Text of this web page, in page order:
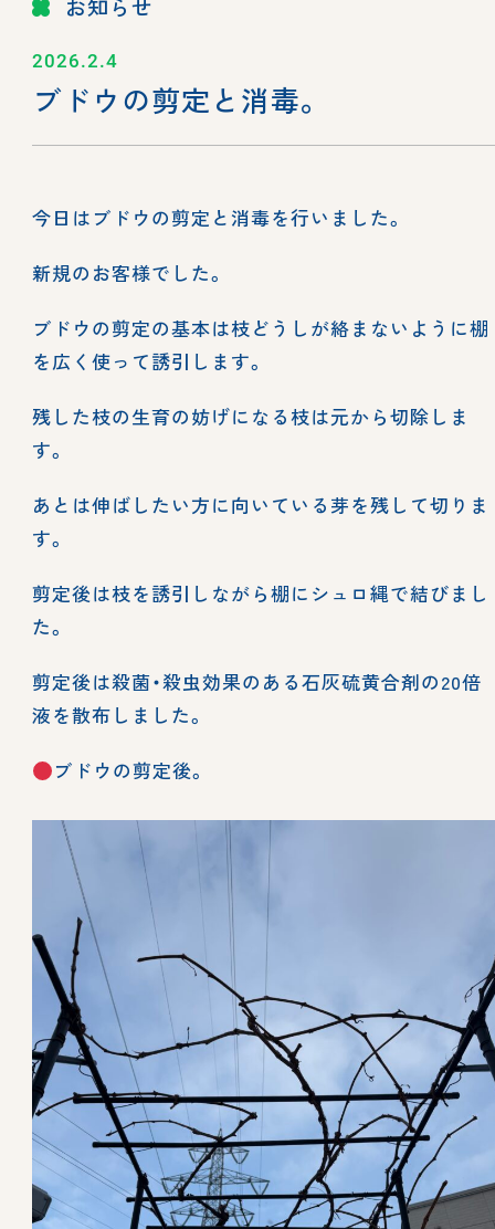
お知らせ
2026.2.4
ブドウの剪定と消毒。
今日はブドウの剪定と消毒を行いました。
新規のお客様でした。
ブドウの剪定の基本は枝どうしが絡まないように棚
を広く使って誘引します。
残した枝の生育の妨げになる枝は元から切除しま
す。
あとは伸ばしたい方に向いている芽を残して切りま
す。
剪定後は枝を誘引しながら棚にシュロ縄で結びまし
た。
剪定後は殺菌・殺虫効果のある石灰硫黄合剤の20倍
液を散布しました。
ブドウの剪定後。